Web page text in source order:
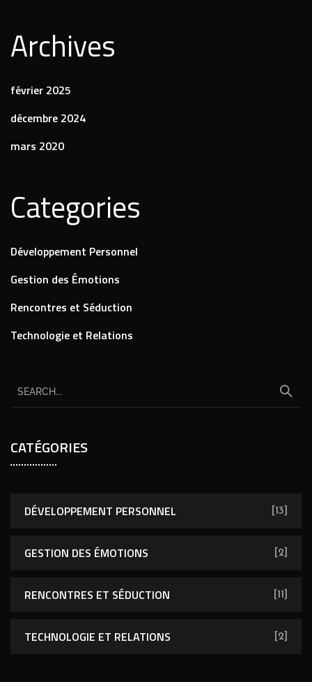
Archives
février 2025
décembre 2024
mars 2020
Categories
Développement Personnel
Gestion des Émotions
Rencontres et Séduction
Technologie et Relations
CATÉGORIES
DÉVELOPPEMENT PERSONNEL [13]
GESTION DES ÉMOTIONS [2]
RENCONTRES ET SÉDUCTION [11]
TECHNOLOGIE ET RELATIONS [2]